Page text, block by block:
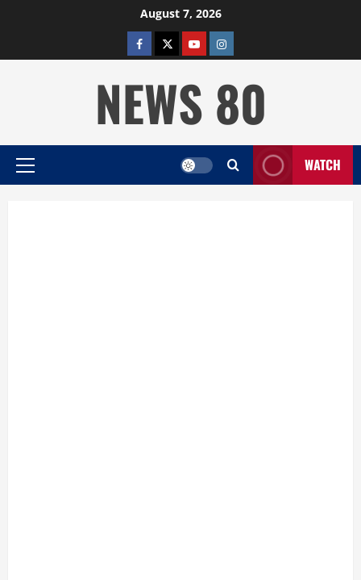
August 7, 2026
facebooktwitterYOUTUBE
instagram
NEWS 80
Primary
WATCH